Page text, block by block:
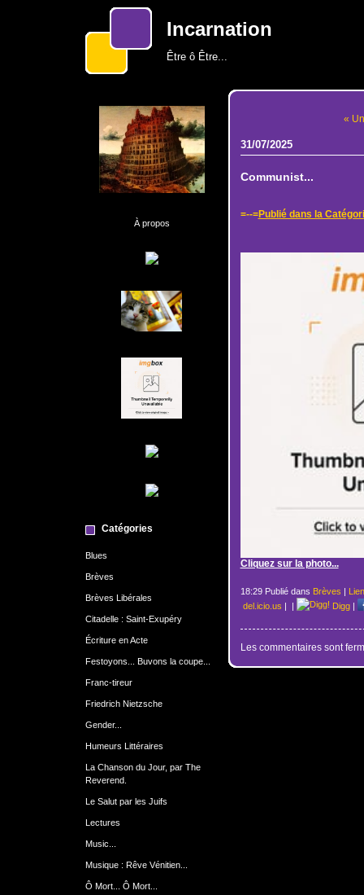
Incarnation
Être ô Être...
À propos
Catégories
Blues
Brèves
Brèves Libérales
Citadelle : Saint-Exupéry
Écriture en Acte
Festoyons... Buvons la coupe...
Franc-tireur
Friedrich Nietzsche
Gender...
Humeurs Littéraires
La Chanson du Jour, par The
Reverend.
Le Salut par les Juifs
Lectures
Music...
Musique : Rêve Vénitien...
Ô Mort... Ô Mort...
«
31/07/2025
Communist...
=--=Publié dans la
Cliquez sur la photo...
18:29 Publié dans Brèves |
del.icio.us | | Digg|
Les commentaires sont